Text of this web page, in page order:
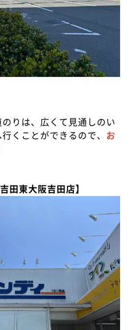
りは、広くて見通しのい
くことができるので、 お
田東大阪吉田店】